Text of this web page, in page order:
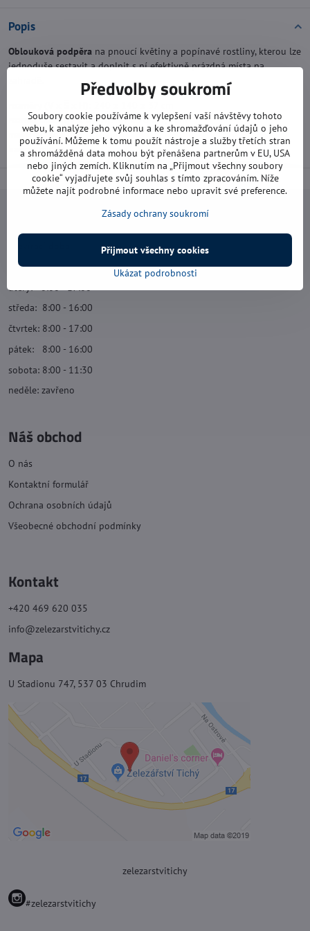
Popis
Oblouková podpěra na pnoucí květiny a popínavé rostliny, kterou lze
jednoduše sestavit a doplnit s ní efektivně prázdná místa na
rozměr balení(V x Š x H):54 x 20 x 4,5 cm
materiál:kov
barva:zelená
pondělí: 8:00 - 16:00
úterý: 8:00 - 17:00
středa: 8:00 - 16:00
čtvrtek: 8:00 - 17:00
pátek: 8:00 - 16:00
sobota: 8:00 - 11:30
neděle: zavřeno
Náš obchod
O nás
Kontaktní formulář
Ochrana osobních údajů
Všeobecné obchodní podmínky
Kontakt
+420 469 620 035
info@zelezarstvitichy.cz
Mapa
U Stadionu 747, 537 03 Chrudim
zelezarstvitichy
#zelezarstvitichy
Předvolby soukromí
Soubory cookie používáme k vylepšení vaší návštěvy tohoto
webu, k analýze jeho výkonu a ke shromažďování údajů o jeho
používání. Můžeme k tomu použít nástroje a služby třetích stran
a shromážděná data mohou být přenášena partnerům v EU, USA
nebo jiných zemích. Kliknutím na „Přijmout všechny soubory
cookie“ vyjadřujete svůj souhlas s tímto zpracováním. Níže
můžete najít podrobné informace nebo upravit své preference.
Zásady ochrany soukromí
Ukázat podrobnosti
Přijmout všechny cookies